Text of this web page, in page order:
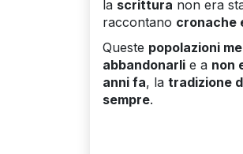
la scrittura non era
raccontano cronache
Queste popolazioni
abbandonarli e a non
anni fa, la tradizione
sempre.